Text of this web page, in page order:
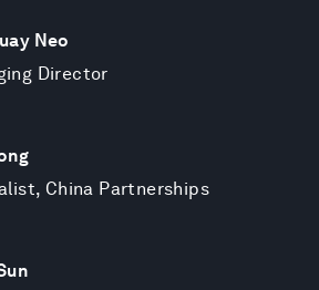
Neo
Director
China Partnerships